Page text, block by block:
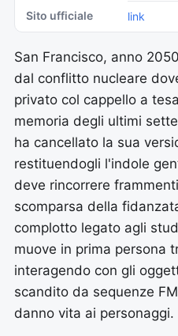
Sito ufficiale link
San Francisco, anno
dal conflitto nucleare
privato col cappello a
memoria degli ultimi
ha cancellato la sua
restituendogli l'indole
deve rincorrere
scomparsa della
complotto legato agli
muove in prima persona
interagendo con gli
scandito da sequenze
danno vita ai personaggi.